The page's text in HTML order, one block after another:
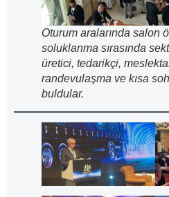
Oturum aralarında salon
soluklanma sırasında
üretici, tedarikçi,
randevulaşma ve kısa
buldular.